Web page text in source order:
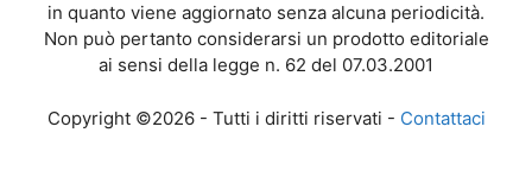
in quanto viene aggiornato senza alcuna periodicità.
Non può pertanto considerarsi un prodotto editoriale
ai sensi della legge n. 62 del 07.03.2001
Copyright ©2026 - Tutti i diritti riservati - Contattaci